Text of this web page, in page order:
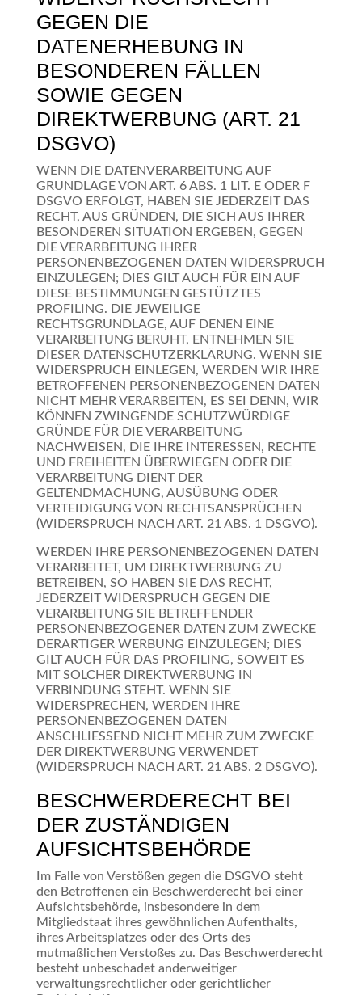
GEGEN DIE
DATENERHEBUNG IN
BESONDEREN FÄLLEN
SOWIE GEGEN
DIREKTWERBUNG (ART. 21
DSGVO)
WENN DIE DATENVERARBEITUNG AUF
GRUNDLAGE VON ART. 6 ABS. 1 LIT. E ODER F
DSGVO ERFOLGT, HABEN SIE JEDERZEIT DAS
RECHT, AUS GRÜNDEN, DIE SICH AUS IHRER
BESONDEREN SITUATION ERGEBEN, GEGEN
DIE VERARBEITUNG IHRER
PERSONENBEZOGENEN DATEN WIDERSPRUCH
EINZULEGEN; DIES GILT AUCH FÜR EIN AUF
DIESE BESTIMMUNGEN GESTÜTZTES
PROFILING. DIE JEWEILIGE
RECHTSGRUNDLAGE, AUF DENEN EINE
VERARBEITUNG BERUHT, ENTNEHMEN SIE
DIESER DATENSCHUTZERKLÄRUNG. WENN SIE
WIDERSPRUCH EINLEGEN, WERDEN WIR IHRE
BETROFFENEN PERSONENBEZOGENEN DATEN
NICHT MEHR VERARBEITEN, ES SEI DENN, WIR
KÖNNEN ZWINGENDE SCHUTZWÜRDIGE
GRÜNDE FÜR DIE VERARBEITUNG
NACHWEISEN, DIE IHRE INTERESSEN, RECHTE
UND FREIHEITEN ÜBERWIEGEN ODER DIE
VERARBEITUNG DIENT DER
GELTENDMACHUNG, AUSÜBUNG ODER
VERTEIDIGUNG VON RECHTSANSPRÜCHEN
(WIDERSPRUCH NACH ART. 21 ABS. 1 DSGVO).
WERDEN IHRE PERSONENBEZOGENEN DATEN
VERARBEITET, UM DIREKTWERBUNG ZU
BETREIBEN, SO HABEN SIE DAS RECHT,
JEDERZEIT WIDERSPRUCH GEGEN DIE
VERARBEITUNG SIE BETREFFENDER
PERSONENBEZOGENER DATEN ZUM ZWECKE
DERARTIGER WERBUNG EINZULEGEN; DIES
GILT AUCH FÜR DAS PROFILING, SOWEIT ES
MIT SOLCHER DIREKTWERBUNG IN
VERBINDUNG STEHT. WENN SIE
WIDERSPRECHEN, WERDEN IHRE
PERSONENBEZOGENEN DATEN
ANSCHLIESSEND NICHT MEHR ZUM ZWECKE
DER DIREKTWERBUNG VERWENDET
(WIDERSPRUCH NACH ART. 21 ABS. 2 DSGVO).
BESCHWERDE­RECHT BEI
DER ZUSTÄNDIGEN
AUFSICHTS­BEHÖRDE
Im Falle von Verstößen gegen die DSGVO steht
den Betroffenen ein Beschwerderecht bei einer
Aufsichtsbehörde, insbesondere in dem
Mitgliedstaat ihres gewöhnlichen Aufenthalts,
ihres Arbeitsplatzes oder des Orts des
mutmaßlichen Verstoßes zu. Das Beschwerderecht
besteht unbeschadet anderweitiger
verwaltungsrechtlicher oder gerichtlicher